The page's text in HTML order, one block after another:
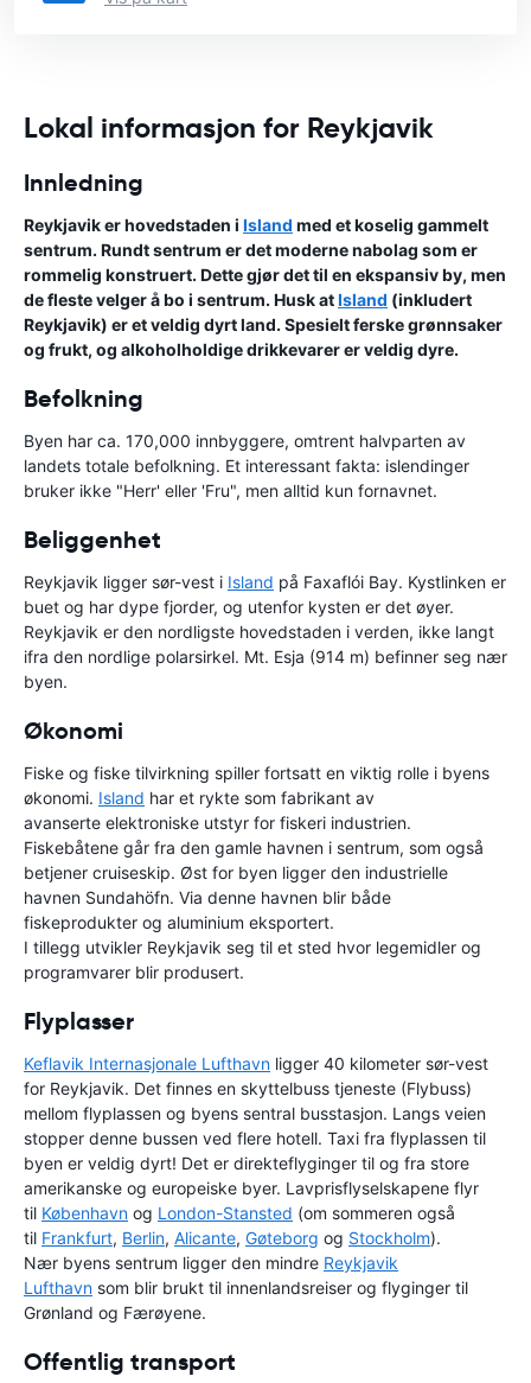
Lokal informasjon for Reykjavik
Innledning
Reykjavik er hovedstaden i Island med et koselig gammelt
sentrum. Rundt sentrum er det moderne nabolag som er
rommelig konstruert. Dette gjør det til en ekspansiv by, men
de fleste velger å bo i sentrum. Husk atIsland (inkludert
Reykjavik) er et veldig dyrt land. Spesielt ferske grønnsaker
og frukt, og alkoholholdige drikkevarer er veldig dyre.
Befolkning
Byen har ca. 170,000 innbyggere, omtrent halvparten av
landets totale befolkning. Et interessant fakta: islendinger
bruker ikke "Herr' eller 'Fru", men alltid kun fornavnet.
Beliggenhet
Reykjavik ligger sør-vest i Island på Faxaflói Bay. Kystlinken er
buet og har dype fjorder, og utenfor kysten er det øyer.
Reykjavik er den nordligste hovedstaden i verden, ikke langt
ifra den nordlige polarsirkel. Mt. Esja (914 m) befinner seg nær
byen.
Økonomi
Fiske og fiske tilvirkning spiller fortsatt en viktig rolle i byens
økonomi. Island har et rykte som fabrikant av
avanserte elektroniske utstyr for fiskeri industrien.
Fiskebåtene går fra den gamle havnen i sentrum, som også
betjener cruiseskip. Øst for byen ligger den industrielle
havnen Sundahöfn. Via denne havnen blir både
fiskeprodukter og aluminium eksportert.
I tillegg utvikler Reykjavik seg til et sted hvor legemidler og
programvarer blir produsert.
Flyplasser
Keflavik Internasjonale Lufthavn ligger 40 kilometer sør-vest
for Reykjavik. Det finnes en skyttelbuss tjeneste (Flybuss)
mellom flyplassen og byens sentral busstasjon. Langs veien
stopper denne bussen ved flere hotell. Taxi fra flyplassen til
byen er veldig dyrt! Det er direkteflyginger til og fra store
amerikanske og europeiske byer. Lavprisflyselskapene flyr
til København og London-Stansted (om sommeren også
til Frankfurt, Berlin, Alicante, Gøteborg og Stockholm).
Nær byens sentrum ligger den mindre Reykjavik
Lufthavn som blir brukt til innenlandsreiser og flyginger til
Grønland og Færøyene.
Offentlig transport